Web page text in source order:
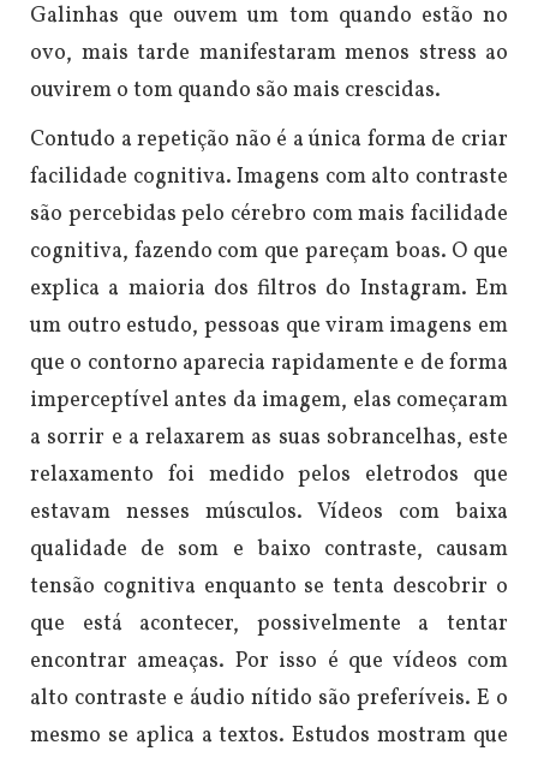
Galinhas que ouvem um tom quando estão no
ovo, mais tarde manifestaram menos stress ao
ouvirem o tom quando são mais crescidas.
Contudo a repetição não é a única forma de criar
facilidade cognitiva. Imagens com alto contraste
são percebidas pelo cérebro com mais facilidade
cognitiva, fazendo com que pareçam boas. O que
explica a maioria dos filtros do Instagram. Em
um outro estudo, pessoas que viram imagens em
que o contorno aparecia rapidamente e de forma
imperceptível antes da imagem, elas começaram
a sorrir e a relaxarem as suas sobrancelhas, este
relaxamento foi medido pelos eletrodos que
estavam nesses músculos.Vídeos com baixa
qualidade de som e baixo contraste, causam
tensão cognitiva enquanto se tenta descobrir o
que está acontecer, possivelmente a tentar
encontrar ameaças. Por isso é que vídeos com
alto contraste e áudio nítido são preferíveis. E o
mesmo se aplica a textos. Estudos mostram que